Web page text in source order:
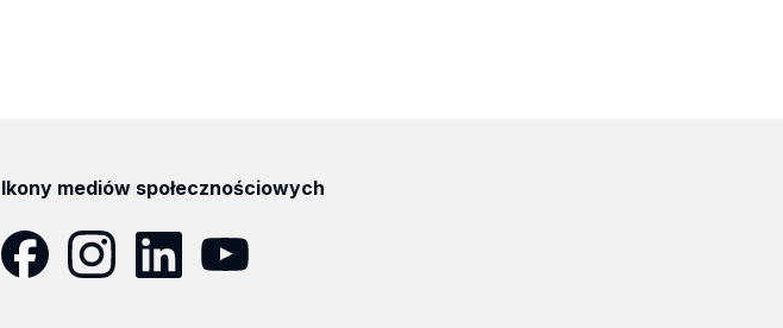
Ikony mediów społecznościowych